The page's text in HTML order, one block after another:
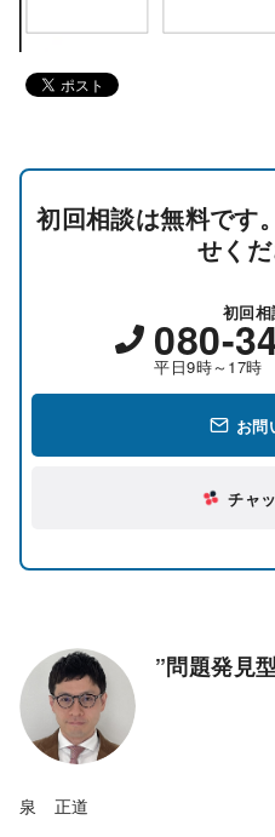
初回相談は無料です
せくだ
初回
080-
平日9時～17時
お問
チャ
”問題発見
泉 正道